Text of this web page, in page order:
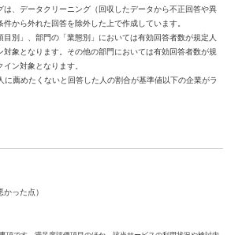
、データクリーニング（回収したデータから不正回答や異
から外れた回答を除外した上で作成しています。
別」、部門の「業態別」においては有効回答者数が規定人
対象となります。その他の部門においては有効回答者数が規
ン対象となります。
薦めたくないと回答した人の割合が基準値以下の企業がラ
った点）